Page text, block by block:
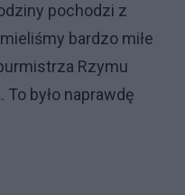
pochodzi z
bardzo miłe
Rzymu
było naprawdę